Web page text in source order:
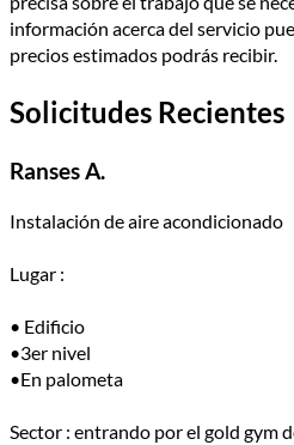
información acerca del servicio
precios estimados podrás recibir.
Solicitudes Recientes
Ranses A.
Instalación de aire acondicionado
Lugar :
• Edificio
•3er nivel
•En palometa
Sector : entrando por el gold gym